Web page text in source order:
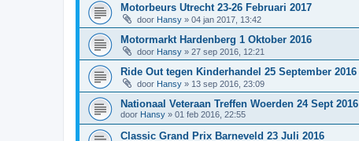
Motorbeurs Utrecht 23-26 Februari 2017
door Hansy » 04 jan 2017, 13:42
Motormarkt Hardenberg 1 Oktober 2016
door Hansy » 27 sep 2016, 12:21
Ride Out tegen Kinderhandel 25 September 2016
door Hansy » 13 sep 2016, 23:09
Nationaal Veteraan Treffen Woerden 24 Sept 2016
door Hansy » 01 feb 2016, 22:55
Classic Grand Prix Barneveld 23 Juli 2016